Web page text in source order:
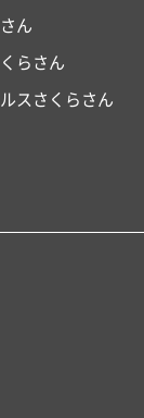
ん
らさん
スさくらさん